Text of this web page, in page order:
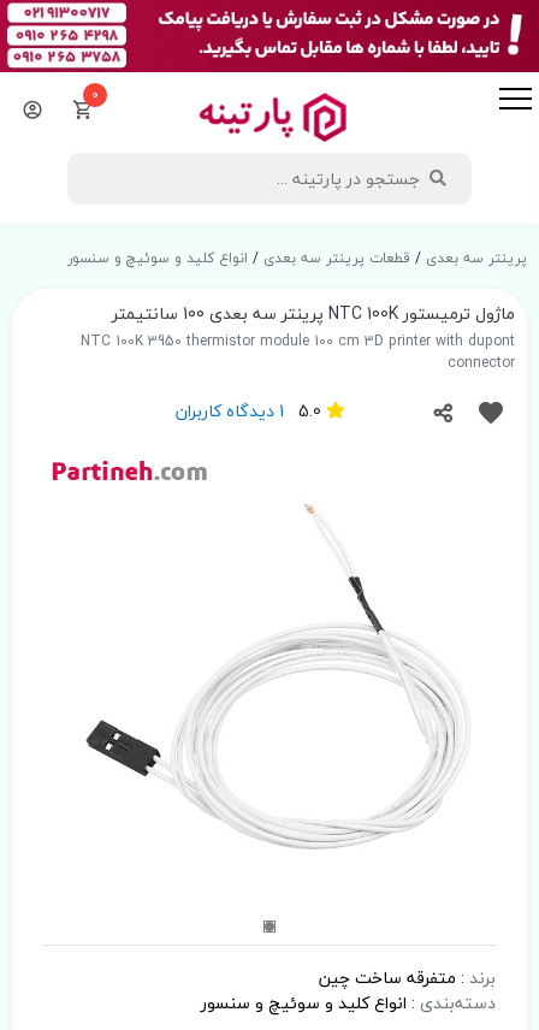
0
پرینتر سه بعدی / قطعات پرینتر سه بعدی / انواع کلید و سوئیچ و سنسور
ماژول ترمیستور NTC 100K پرینتر سه بعدی 100 سانتیمتر
NTC 100K 3950 thermistor module 100 cm 3D printer with dupont
connector
1 دیدگاه کاربران
برند : متفرقه ساخت چین
دسته‌بندی : انواع کلید و سوئیچ و سنسور